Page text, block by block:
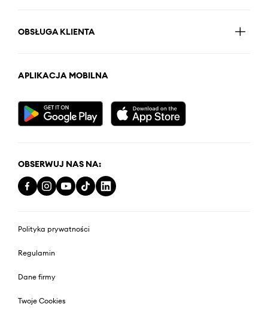
OBSŁUGA KLIENTA
APLIKACJA MOBILNA
OBSERWUJ NAS NA:
Polityka prywatności
Regulamin
Dane firmy
Twoje Cookies